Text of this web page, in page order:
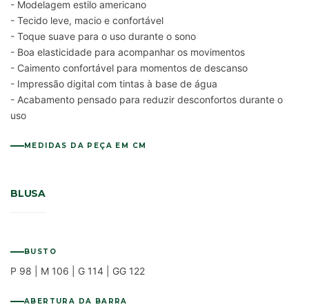
- Modelagem estilo americano
- Tecido leve, macio e confortável
- Toque suave para o uso durante o sono
- Boa elasticidade para acompanhar os movimentos
- Caimento confortável para momentos de descanso
- Impressão digital com tintas à base de água
- Acabamento pensado para reduzir desconfortos durante o
uso
MEDIDAS DA PEÇA EM CM
BLUSA
BUSTO
P 98 | M 106 | G 114 | GG 122
ABERTURA DA BARRA